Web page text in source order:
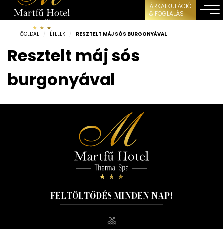
ÁRKALKULÁCIÓ
& FOGLALÁS
FŐOLDAL / ÉTELEK / RESZTELT MÁJ SÓS BURGONYÁVAL
Resztelt máj sós
burgonyával
FELTÖLTŐDÉS MINDEN NAP!